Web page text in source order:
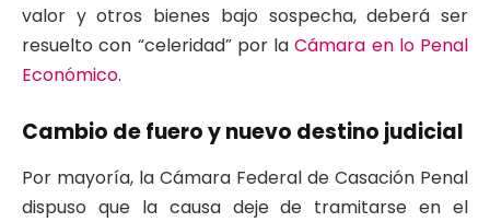
valor y otros bienes bajo sospecha, deberá ser
resuelto con “celeridad” por laCámara en lo Penal
Económico.
Cambio de fuero y nuevo destino judicial
Por mayoría, la Cámara Federal de Casación Penal
dispuso que la causa deje de tramitarse en el